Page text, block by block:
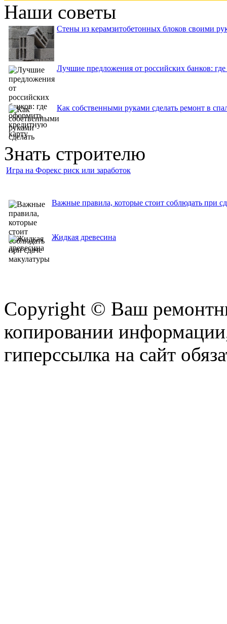
Наши советы
Стены из керамзитобетонных блоков своими
Лучшие предложения от российских банков:
Как собственными руками сделать ремонт в
Знать строителю
Игра на Форекс риск или заработок
Важные правила, которые стоит соблюдать при
Жидкая древесина
Copyright © Ваш
копировании
гиперссылка на сайт